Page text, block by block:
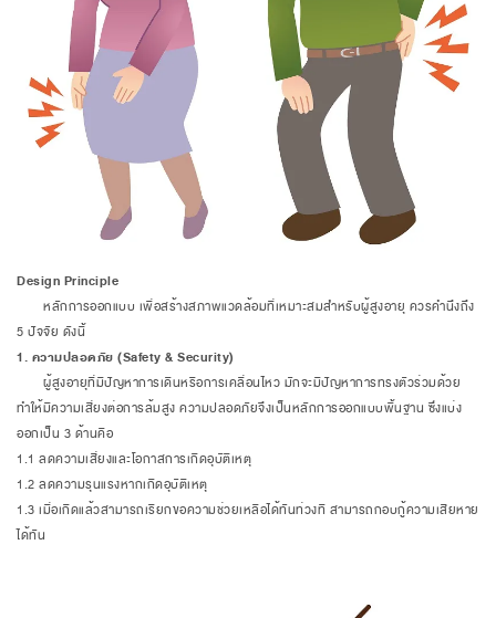
Design Principle
หลักการออกแบบ เพื่อสร้างสภาพแวดล้อมที่เหมาะสมสำหรับผู้สูงอายุ ควรคำนึงถึง
5 ปัจจัย ดังนี้
1. ความปลอดภัย (Safety & Security)
ผู้สูงอายุที่มีปัญหาการเดินหรือการเคลื่อนไหว มักจะมีปัญหาการทรงตัวร่วมด้วย
ทำให้มีความเสี่ยงต่อการล้มสูง ความปลอดภัยจึงเป็นหลักการออกแบบพื้นฐาน ซึ่งแบ่ง
ออกเป็น 3 ด้านคือ
1.1 ลดความเสี่ยงและโอกาสการเกิดอุบัติเหตุ
1.2 ลดความรุนแรงหากเกิดอุบัติเหตุ
1.3 เมื่อเกิดแล้วสามารถเรียกขอความช่วยเหลือได้ทันท่วงที สามารถกอบกู้ความเสียหาย
ได้ทัน